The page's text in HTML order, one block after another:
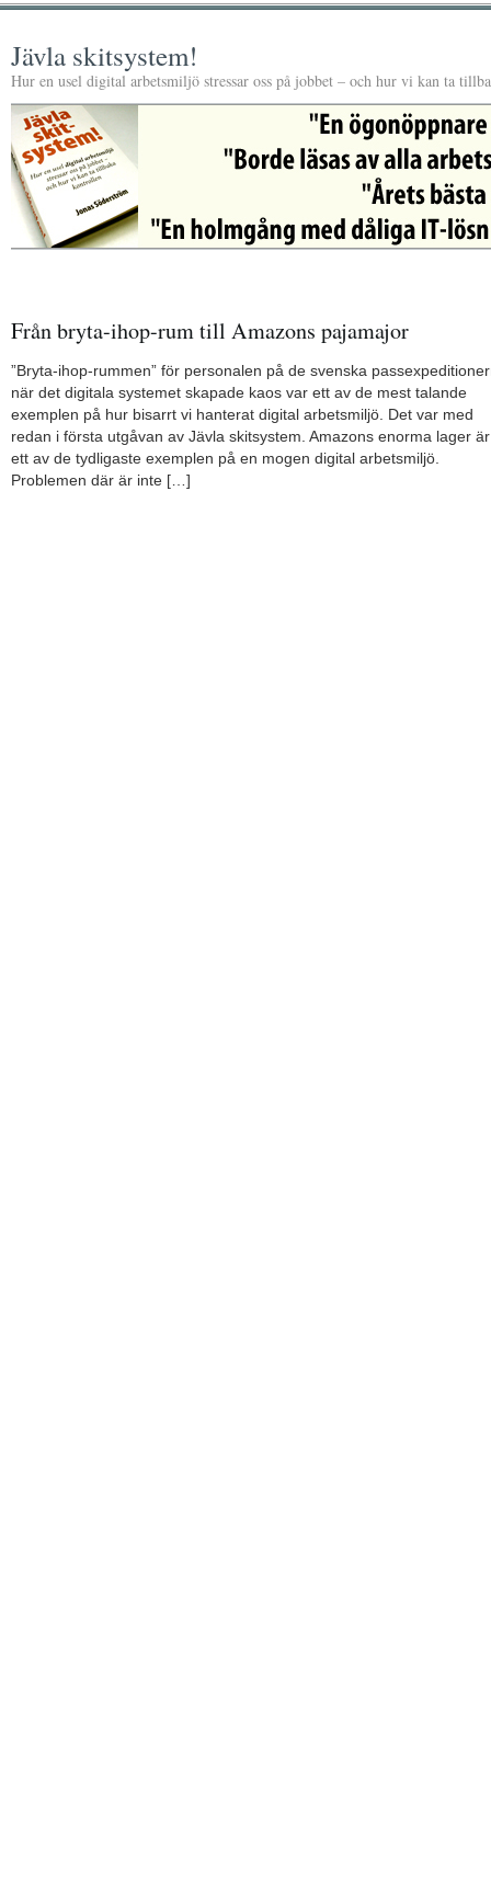
Jävla skitsystem!
Hur en usel digital arbetsmiljö stressar oss på jobbet – och hur vi kan ta
Från bryta-ihop-rum till Amazons pajamajor
”Bryta-ihop-rummen” för personalen på de svenska
när det digitala systemet skapade kaos var ett av de mest talande
exemplen på hur bisarrt vi hanterat digital arbetsmiljö. Det var med
redan i första utgåvan av Jävla skitsystem. Amazons enorma lager är
ett av de tydligaste exemplen på en mogen digital arbetsmiljö.
Problemen där är inte […]